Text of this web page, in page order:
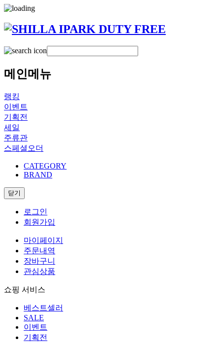
메인메뉴
랭킹
이벤트
기획전
세일
주류관
스페셜오더
CATEGORY
BRAND
닫기
로그인
회원가입
마이페이지
주문내역
장바구니
관심상품
쇼핑 서비스
베스트셀러
SALE
이벤트
기획전